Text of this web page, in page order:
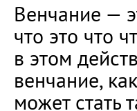
Венчание —
что это что
в этом
венчание,
может стать